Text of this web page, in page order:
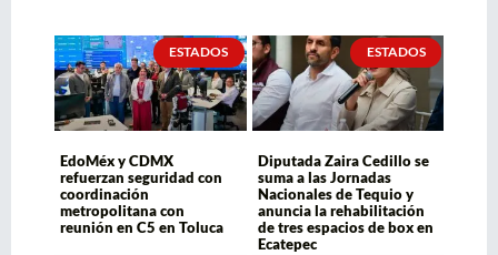
ESTADOS
EdoMéx y CDMX
refuerzan seguridad con
coordinación
metropolitana con
reunión en C5 en Toluca
ESTADOS
Diputada Zaira Cedillo se
suma a las Jornadas
Nacionales de Tequio y
anuncia la rehabilitación
de tres espacios de box en
Ecatepec